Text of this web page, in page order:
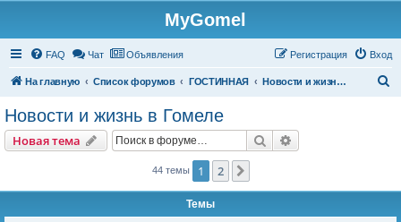
MyGomel
FAQ Чат Объявления Вход
Регистрация
На главную Список форумов ГОСТИННАЯ Новости и жизнь в Гомеле
Новости и жизнь в Гомеле
Новая тема
Новаятема Поиск
44 темы 1 2
Темы